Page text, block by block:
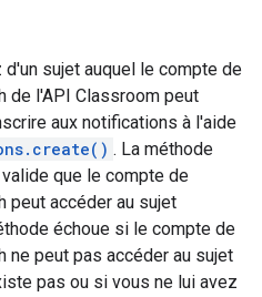
sujet auquel le compte de
de l'API Classroom peut
aux notifications à l'aide
. La méthode
valide que le compte de
peut accéder au sujet
échoue si le compte de
peut pas accéder au sujet
pas ou si vous ne lui avez